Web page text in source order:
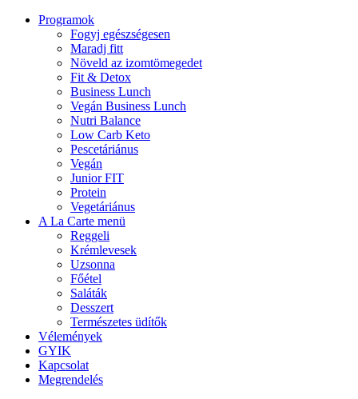
Programok
Fogyj egészségesen
Maradj fitt
Növeld az izomtömegedet
Fit & Detox
Business Lunch
Vegán Business Lunch
Nutri Balance
Low Carb Keto
Pescetáriánus
Vegán
Junior FIT
Protein
Vegetáriánus
A La Carte menü
Reggeli
Krémlevesek
Uzsonna
Főétel
Saláták
Desszert
Természetes üdítők
Vélemények
GYIK
Kapcsolat
Megrendelés